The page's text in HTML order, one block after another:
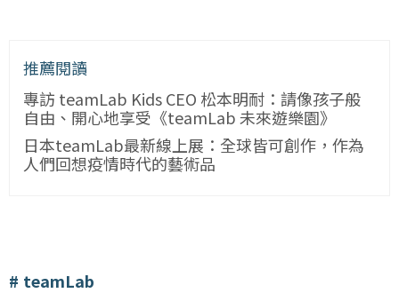
推薦閱讀
專訪 teamLab Kids CEO 松本明耐：請像孩子般
自由、開心地享受《teamLab 未來遊樂園》
日本teamLab最新線上展：全球皆可創作，作為
人們回想疫情時代的藝術品
teamLab